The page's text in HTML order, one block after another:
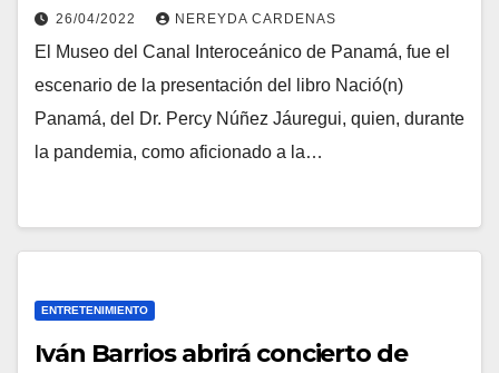
26/04/2022 NEREYDA CARDENAS
El Museo del Canal Interoceánico de Panamá, fue el
escenario de la presentación del libro Nació(n)
Panamá, del Dr. Percy Núñez Jáuregui, quien, durante
la pandemia, como aficionado a la…
ENTRETENIMIENTO
Iván Barrios abrirá concierto de